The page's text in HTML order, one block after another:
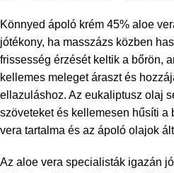
Könnyed ápoló krém 45% aloe
jótékony, ha masszázs közben
frissesség érzését keltik a bőrön,
kellemes meleget áraszt és
ellazuláshoz. Az eukaliptusz olaj
szöveteket és kellemesen hűsíti a
vera tartalma és az ápoló olajok
Az aloe vera specialisták igazán